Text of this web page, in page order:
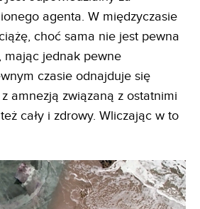
agenta. W międzyczasie
choć sama nie jest pewna
mając jednak pewne
czasie odnajduje się
amnezją związaną z ostatnimi
cały i zdrowy. Wliczając w to